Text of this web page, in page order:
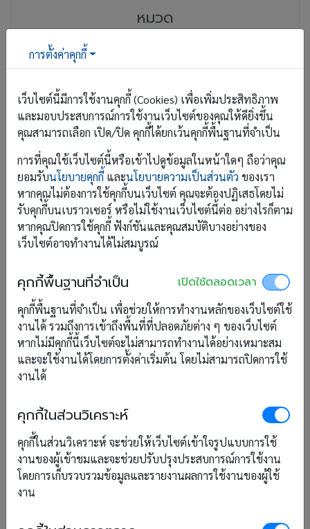
หมวด
งานพัฒนาระบบ
ข่าวท่องเที่ยว
แนะนำที่พัก รีวิว
ข่าวสารองค์กร 8
โปรโมชั่น 5
ทิปส์การใช้งาน
แท็ก
BackOffice Dashboard
Tips
ความรู้งานโรงแรม คูปอง งานบัญชี
จัดการผู้ใช้ ชำระเงิน/คืนเงิน
เช็คอิน/เช็คเอาท์
การตั้งค่าคุกกี้
เว็บไซต์นี้มีการใช้งานคุกกี้ (Cookies) เพื่อเพิ่มประสิทธิภาพ
และมอบประสบการณ์การใช้งานเว็บไซต์ของคุณให้ดียิ่งขึ้น
คุณสามารถเลือก เปิด/ปิด คุกกี้ได้ยกเว้นคุกกี้พื้นฐานที่จำเป็น
การที่คุณใช้เว็บไซต์นี้หรือเข้าไปดูข้อมูลในหน้าใดๆ ถือว่าคุณ
ยอมรับนโยบายคุกกี้และนโยบายความเป็นส่วนตัว ของเรา
หากคุณไม่ต้องการใช้คุกกี้บนเว็บไซต์ คุณจะต้องปฏิเสธโดยไม่
รับคุกกี้บนเบราวเซอร์ หรือไม่ใช้งานเว็บไซต์นี้ต่อ อย่างไรก็ตาม
หากคุณปิดการใช้คุกกี้ ฟังก์ชันและคุณสมบัติบางอย่างของ
เว็บไซต์อาจทำงานได้ไม่สมบูรณ์
คุกกี้พื้นฐานที่จำเป็น เปิดใช้ตลอดเวลา
คุกกี้พื้นฐานที่จำเป็น เพื่อช่วยให้การทำงานหลักของเว็บไซต์ใช้
งานได้ รวมถึงการเข้าถึงพื้นที่ที่ปลอดภัยต่าง ๆ ของเว็บไซต์
หากไม่มีคุกกี้นี้เว็บไซต์จะไม่สามารถทำงานได้อย่างเหมาะสม
และจะใช้งานได้โดยการตั้งค่าเริ่มต้น โดยไม่สามารถปิดการใช้
งานได้
คุกกี้ในส่วนวิเคราะห์
คุกกี้ในส่วนวิเคราะห์ จะช่วยให้เว็บไซต์เข้าใจรูปแบบการใช้
งานของผู้เข้าชมและจะช่วยปรับปรุงประสบการณ์การใช้งาน
โดยการเก็บรวบรวมข้อมูลและรายงานผลการใช้งานของผู้ใช้
งาน